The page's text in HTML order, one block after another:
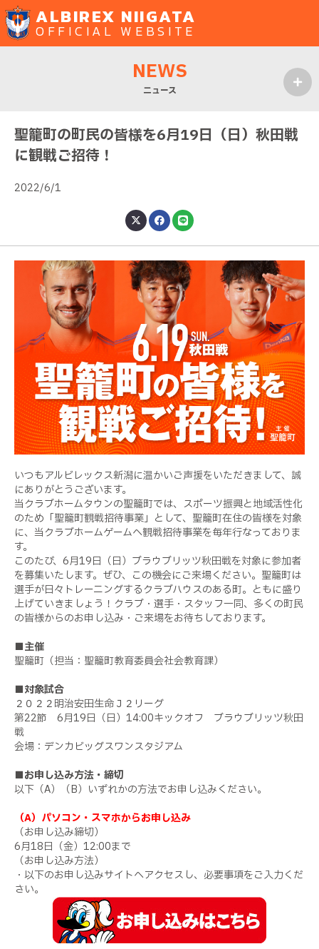
ALBIREX NIIGATA
OFFICIAL WEBSITE
NEWS
ニュース
聖籠町の町民の皆様を6月19日（日）秋田戦
に観戦ご招待！
2022/6/1
いつもアルビレックス新潟に温かいご声援をいただきまして、誠
にありがとうございます。
当クラブホームタウンの聖籠町では、スポーツ振興と地域活性化
のため「聖籠町観戦招待事業」として、聖籠町在住の皆様を対象
に、当クラブホームゲームへ観戦招待事業を毎年行なっておりま
す。
このたび、6月19日（日）ブラウブリッツ秋田戦を対象に参加者
を募集いたします。ぜひ、この機会にご来場ください。聖籠町は
選手が日々トレーニングするクラブハウスのある町。ともに盛り
上げていきましょう！クラブ・選手・スタッフ一同、多くの町民
の皆様からのお申し込み・ご来場をお待ちしております。
■主催
聖籠町（担当：聖籠町教育委員会社会教育課）
■対象試合
２０２２明治安田生命Ｊ２リーグ
第22節 6月19日（日）14:00キックオフ ブラウブリッツ秋田
戦
会場：デンカビッグスワンスタジアム
■お申し込み方法・締切
以下（A）（B）いずれかの方法でお申し込みください。
（A）パソコン・スマホからお申し込み
（お申し込み締切）
6月18日（金）12:00まで
（お申し込み方法）
・以下のお申し込みサイトへアクセスし、必要事項をご入力くだ
さい。